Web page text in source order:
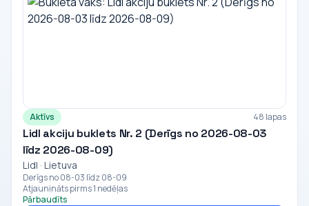
Aktīvs 48 lapas
Lidl akciju buklets Nr. 2 (Derīgs no 2026-08-03
līdz 2026-08-09)
Lidl · Lietuva
Derīgs no 08-03 līdz 08-09
Atjaunināts pirms 1 nedēļas
Pārbaudīts